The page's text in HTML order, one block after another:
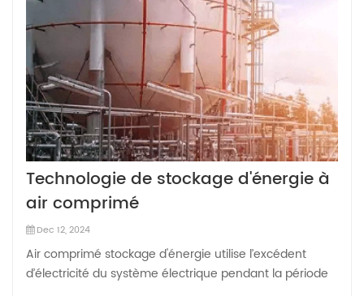
Technologie de stockage d'énergie à
air comprimé
Dec 12, 2024
Air comprimé stockage d'énergie utilise l’excédent
d’électricité du système électrique pendant la période